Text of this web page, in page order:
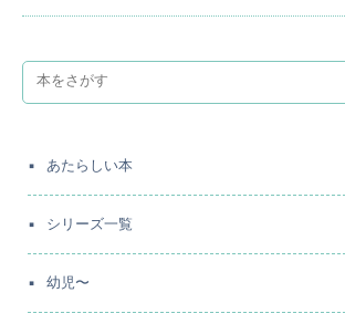
あたらしい本
シリーズ一覧
幼児〜